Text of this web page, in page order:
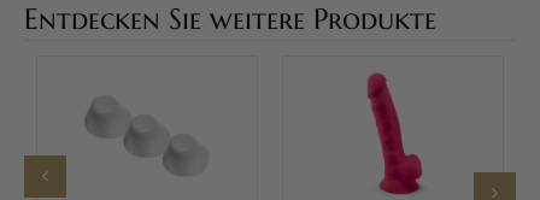
Entdecken Sie weitere Produkte